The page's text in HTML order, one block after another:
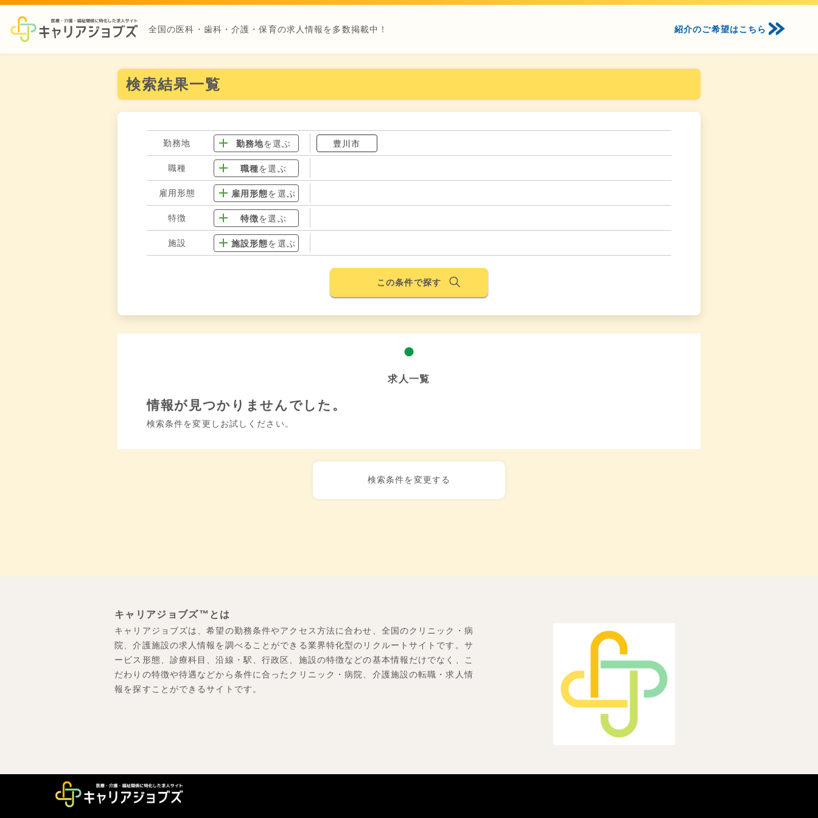
全国の医科・歯科・介護・保育の求人情報を多数掲載中！ 紹介のご希望はこちら
検索結果一覧
勤務地 勤務地を選ぶ 豊川市
職種 職種を選ぶ
雇用形態 雇用形態を選ぶ
特徴 特徴を選ぶ
施設 施設形態を選ぶ
この条件で探す
求人一覧
情報が見つかりませんでした。
検索条件を変更しお試しください。
検索条件を変更する
キャリアジョブズ™とは
キャリアジョブズは、希望の勤務条件やアクセス方法に合わせ、全国のクリニック・病
院、介護施設の求人情報を調べることができる業界特化型のリクルートサイトです。サ
ービス形態、診療科目、沿線・駅、行政区、施設の特徴などの基本情報だけでなく、こ
だわりの特徴や待遇などから条件に合ったクリニック・病院、介護施設の転職・求人情
報を探すことができるサイトです。